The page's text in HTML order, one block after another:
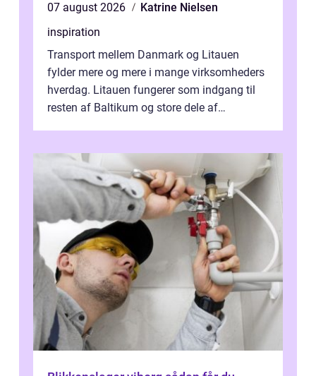
07 august 2026
Katrine Nielsen
inspiration
Transport mellem Danmark og Litauen
fylder mere og mere i mange virksomheders
hverdag. Litauen fungerer som indgang til
resten af Baltikum og store dele af